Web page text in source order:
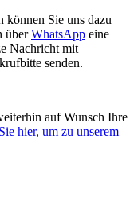
können Sie uns dazu
überWhatsApp eine
Nachricht mit
senden.
auf Wunsch Ihre
hier, um zu unserem